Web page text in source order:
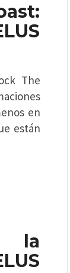
The
en
están
la